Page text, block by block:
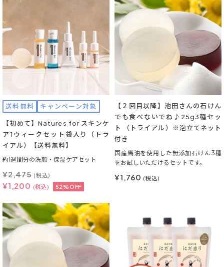
送料無料 キャンペーン対象
【初めて】Natures for スキンケ
ア1ウィークセット袋入り（トラ
イアル）【送料無料】
約1週間分の洗顔・保湿ケアセット
¥1,200 (税込) 52%OFF
¥2,475 (税込)
【２回目以降】池田さんの石けん
でも食べないでね♪25g3種セッ
ト （トライアル）※泡立てネット
付き
国産馬油を使用した無添加石けん3種
をお試しいただけるセットです。
¥1,760 (税込)